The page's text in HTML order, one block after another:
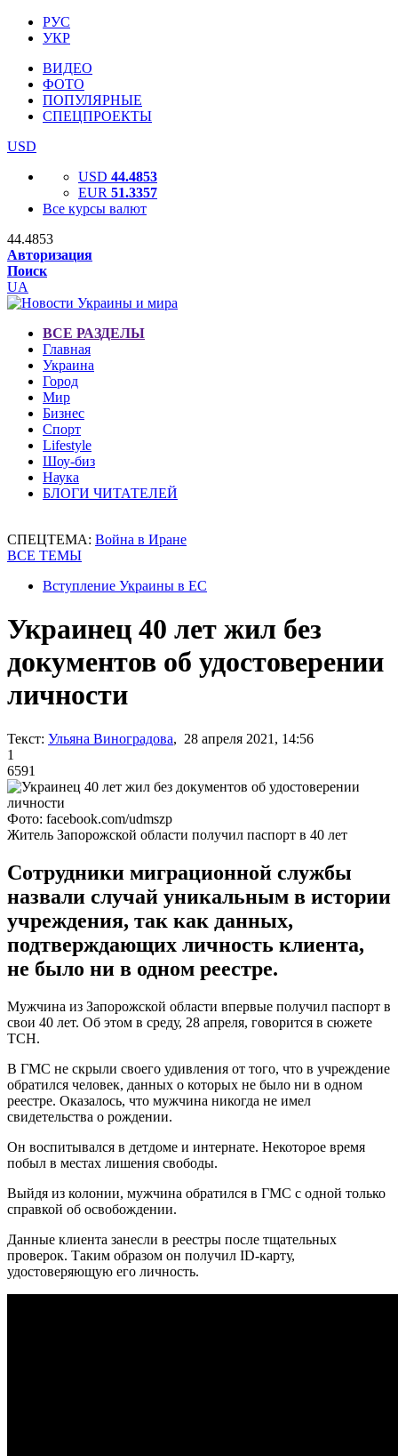
РУС
УКР
ВИДЕО
ФОТО
ПОПУЛЯРНЫЕ
СПЕЦПРОЕКТЫ
USD
USD 44.4853
EUR 51.3357
Все курсы валют
44.4853
Авторизация
Поиск
UA
ВСЕ РАЗДЕЛЫ
Главная
Украина
Город
Мир
Бизнес
Спорт
Lifestyle
Шоу-биз
Наука
БЛОГИ ЧИТАТЕЛЕЙ
СПЕЦТЕМА: Война в Иране
ВСЕ ТЕМЫ
Вступление Украины в ЕС
Украинец 40 лет жил без
документов об удостоверении
личности
Текст: Ульяна Виноградова, 28 апреля 2021, 14:56
1
6591
Фото: facebook.com/udmszp
Житель Запорожской области получил паспорт в 40 лет
Сотрудники миграционной службы
назвали случай уникальным в истории
учреждения, так как данных,
подтверждающих личность клиента,
не было ни в одном реестре.
Мужчина из Запорожской области впервые получил паспорт в
свои 40 лет. Об этом в среду, 28 апреля, говорится в сюжете
ТСН.
В ГМС не скрыли своего удивления от того, что в учреждение
обратился человек, данных о которых не было ни в одном
реестре. Оказалось, что мужчина никогда не имел
свидетельства о рождении.
Он воспитывался в детдоме и интернате. Некоторое время
побыл в местах лишения свободы.
Выйдя из колонии, мужчина обратился в ГМС с одной только
справкой об освобождении.
Данные клиента занесли в реестры после тщательных
проверок. Таким образом он получил ID-карту,
удостоверяющую его личность.